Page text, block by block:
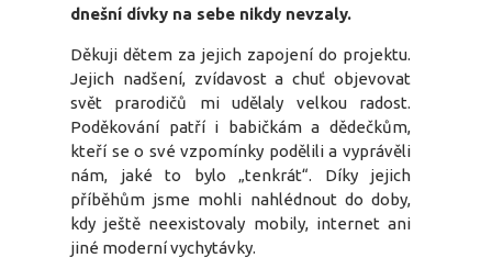
dnešní dívky na sebe nikdy nevzaly.
Děkuji dětem za jejich zapojení do projektu.
Jejich nadšení, zvídavost a chuť objevovat
svět prarodičů mi udělaly velkou radost.
Poděkování patří i babičkám a dědečkům,
kteří se o své vzpomínky podělili a vyprávěli
nám, jaké to bylo „tenkrát“. Díky jejich
příběhům jsme mohli nahlédnout do doby,
kdy ještě neexistovaly mobily, internet ani
jiné moderní vychytávky.